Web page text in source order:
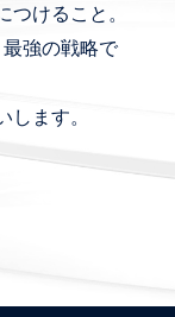
けること。
強の戦略で
ます。